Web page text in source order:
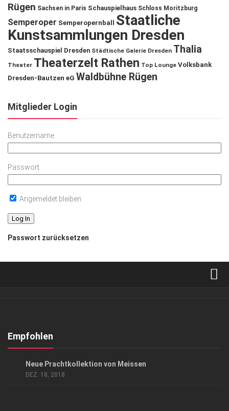
Rügen Sachsen in Paris Schauspielhaus Schloss Moritzburg
Semperoper Semperopernball
Staatliche
Kunstsammlungen Dresden
Staatsschauspiel Dresden Städtische Galerie Dresden Thalia
Theater Theaterzelt Rathen Top Lounge Volksbank
Dresden-Bautzen eG Waldbühne Rügen
Mitglieder Login
Benutzername
Passwort
Angemeldet bleiben
Passwort zurücksetzen
Kontakt, Impressum
Empfohlen
Neue Prachtkollektion von Meissen
DEZ. 18, 2018